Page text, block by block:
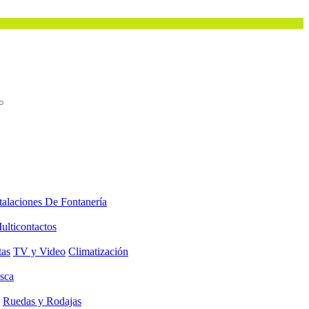
De Fontanería
TV y Video Climatización
Ruedas y Rodajas